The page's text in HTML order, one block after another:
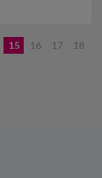
15 16 17
18